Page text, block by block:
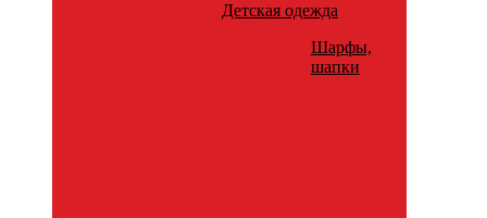
Детская одежда
Шарфы,
шапки